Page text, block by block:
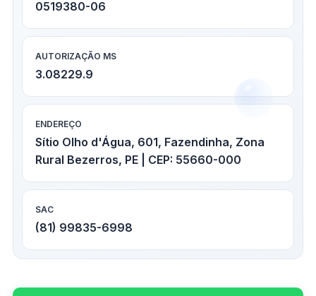
0519380-06
AUTORIZAÇÃO MS
3.08229.9
ENDEREÇO
Sítio Olho d'Água, 601, Fazendinha, Zona
Rural Bezerros, PE | CEP: 55660-000
SAC
(81) 99835-6998